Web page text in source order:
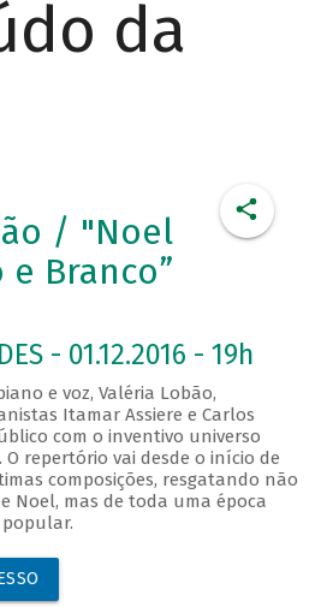
da
/ "Noel
e Branco”
- 01.12.2016 - 19h
e voz, Valéria Lobão,
Itamar Assiere e Carlos
com o inventivo universo
O repertório vai desde o início de
composições, resgatando não
Noel, mas de toda uma época